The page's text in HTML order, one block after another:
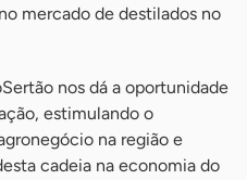
mercado de destilados no
nos dá a oportunidade
estimulando o
na região e
cadeia na economia do